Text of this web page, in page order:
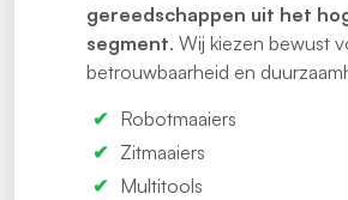
gereedschappen uit het
segment. Wij kiezen bewust
betrouwbaarheid en
Robotmaaiers
Zitmaaiers
Multitools